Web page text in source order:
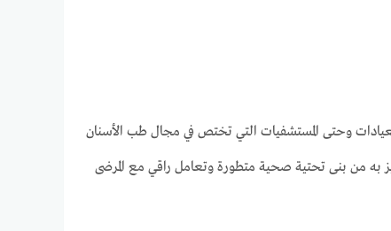
وحتى المستشفيات التي تختص في مجال طب الأسنان
به من بنى تحتية صحية متطورة وتعامل راقي مع المرضى